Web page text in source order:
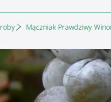
Mączniak Prawdziwy